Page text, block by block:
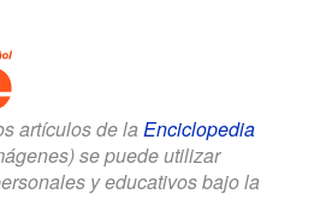
artículos de la Enciclopedia
se puede utilizar
y educativos bajo la